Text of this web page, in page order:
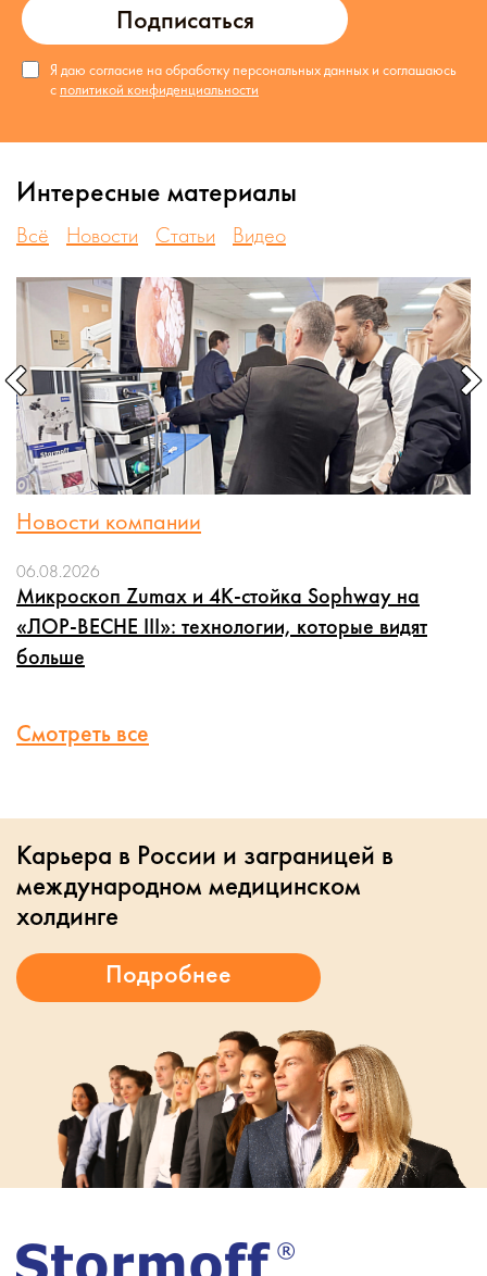
Подписаться
Я даю согласие на обработку персональных данных и соглашаюсь
с политикой конфиденциальности
Интересные материалы
Всё Новости Статьи Видео
Новости компании
06.08.2026
Микроскоп Zumax и 4K-стойка Sophway на
«ЛОР-ВЕСНЕ III»: технологии, которые видят
больше
Смотреть все
Карьера в России и заграницей в
международном медицинском
холдинге